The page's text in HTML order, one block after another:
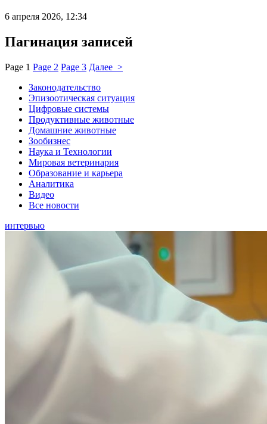
6 апреля 2026, 12:34
Пагинация записей
Page 1 Page 2 Page 3 Далее >
Законодательство
Эпизоотическая ситуация
Цифровые системы
Продуктивные животные
Домашние животные
Зообизнес
Наука и Технологии
Мировая ветеринария
Образование и карьера
Аналитика
Видео
Все новости
интервью